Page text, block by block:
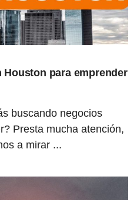
para emprender
buscando negocios
Presta mucha atención,
a mirar ...